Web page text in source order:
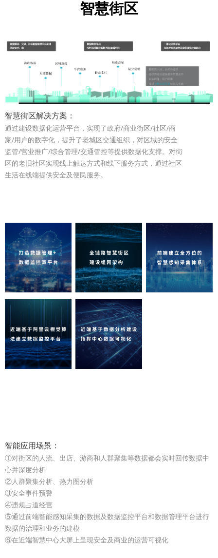
智慧街区
智慧街区解决方案：
通过建设数据化运营平台，实现了政府/商业街区/社区/商
家/用户的数字化，提升了老城区交通组织，对区域的安全
监管/营业推广/综合管理/交通管控等提供数据化支撑。对街
区的老旧社区实现线上触达方式和线下服务方式，通过社区
生活在线端提供安全及便民服务。
智能应用场景：
①对街区的人流、出店、游商和人群聚集等数据都会实时回传数据中
心并深度分析
②人群聚集分析、热力图分析
③安全事件预警
④违规占道经营
⑤通过前端智能感知采集的数据及数据监控平台和数据管理平台进行
数据的治理和业务的建模
⑥在近端智慧中心大屏上呈现安全及商业的运营可视化